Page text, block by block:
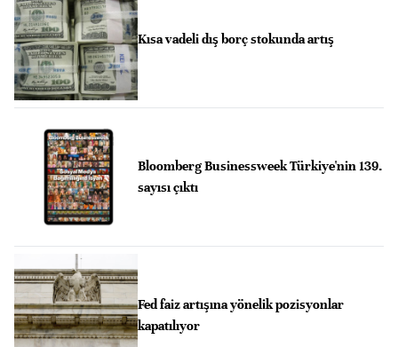
Kısa vadeli dış borç stokunda artış
Bloomberg Businessweek Türkiye'nin 139.
sayısı çıktı
Fed faiz artışına yönelik pozisyonlar
kapatılıyor